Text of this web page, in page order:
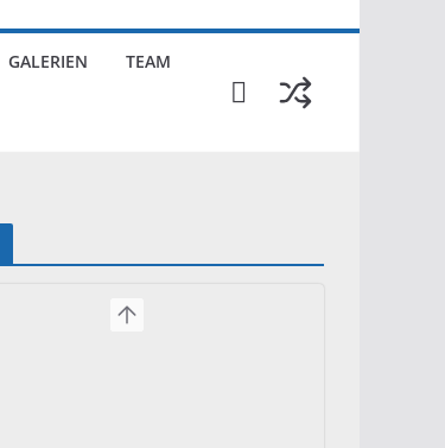
GALERIEN TEAM